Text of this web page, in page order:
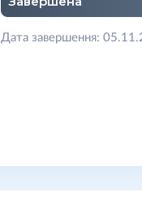
Дата завершення: